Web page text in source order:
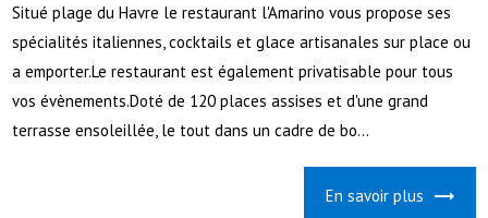
Situé plage du Havre le restaurant l'Amarino vous propose ses
spécialités italiennes, cocktails et glace artisanales sur place ou
a emporter.Le restaurant est également privatisable pour tous
vos évènements.Doté de 120 places assises et d'une grand
terrasse ensoleillée, le tout dans un cadre de bo...
En savoir plus